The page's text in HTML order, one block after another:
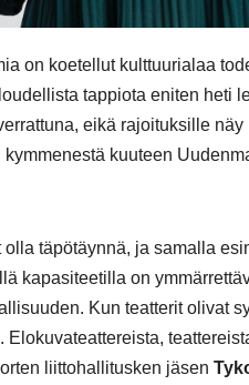
on koetellut kulttuurialaa
tappiota eniten heti
eikä rajoituksille
kymmenestä kuuteen
olla täpötäynnä, ja samalla
kapasiteetilla on
Kun teatterit olivat
Elokuvateattereista,
liittohallitusken jäsen